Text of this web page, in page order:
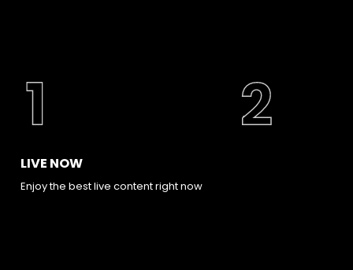
LIVE NOW
Enjoy the best live content right now